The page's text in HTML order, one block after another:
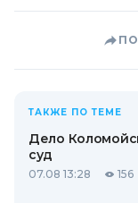
ТАКЖЕ ПО ТЕМЕ
Дело
суд
07.08 13:28 156